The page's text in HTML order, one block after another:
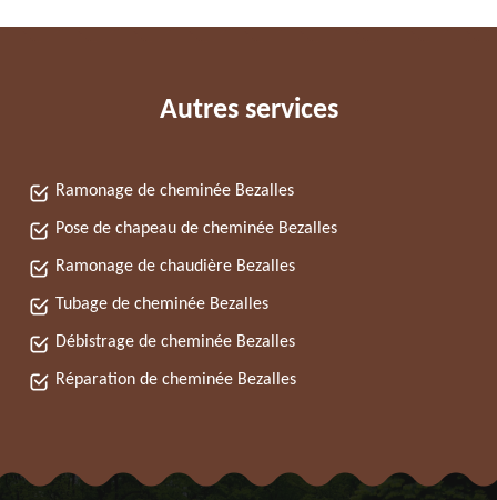
Autres services
Ramonage de cheminée Bezalles
Pose de chapeau de cheminée Bezalles
Ramonage de chaudière Bezalles
Tubage de cheminée Bezalles
Débistrage de cheminée Bezalles
Réparation de cheminée Bezalles